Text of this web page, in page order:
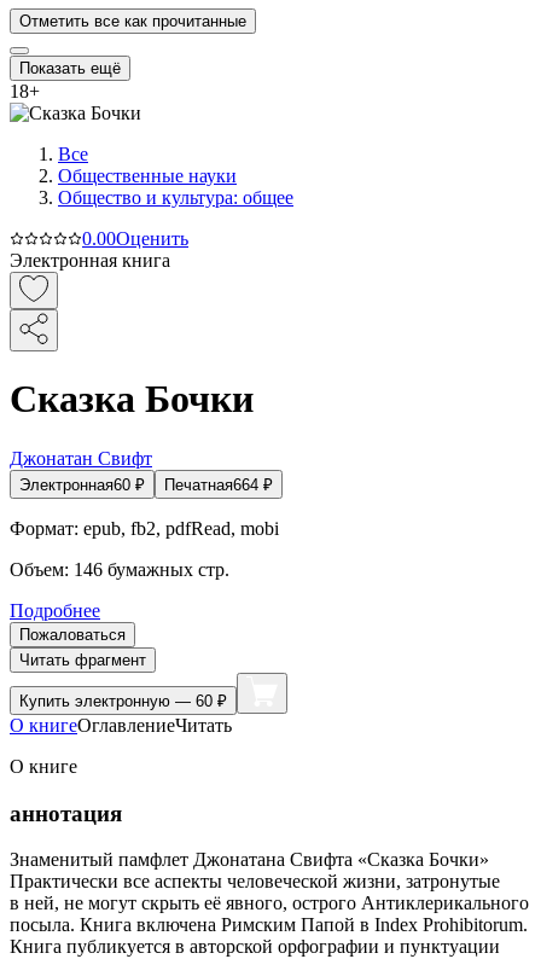
Отметить все как прочитанные
Показать ещё
18+
Все
Общественные науки
Общество и культура: общее
0.00Оценить
Электронная книга
Сказка Бочки
Джонатан Свифт
Электронная60 ₽ Печатная664 ₽
Формат: epub, fb2, pdfRead, mobi
Объем: 146 бумажных стр.
Подробнее
Пожаловаться
Читать фрагмент
Купить электронную — 60 ₽
О книгеОглавлениеЧитать
О книге
аннотация
Знаменитый памфлет Джонатана Свифта «Сказка Бочки»
Практически все аспекты человеческой жизни, затронутые
в ней, не могут скрыть её явного, острого Антиклерикального
посыла. Книга включена Римским Папой в Index Рrohibitorum.
Книга публикуется в авторской орфографии и пунктуации